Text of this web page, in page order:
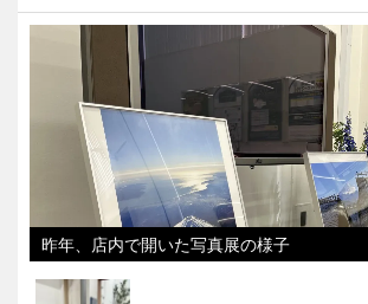
昨年、店内で開いた写真展の様子